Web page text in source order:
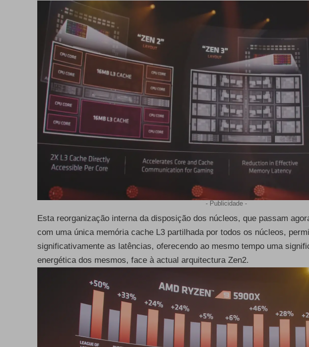
- Publicidade -
Esta reorganização interna da disposição dos núcleos, que passam
com uma única memória cache L3 partilhada por todos os núcleos,
significativamente as latências, oferecendo ao mesmo tempo uma
energética dos mesmos, face à actual arquitectura Zen2.